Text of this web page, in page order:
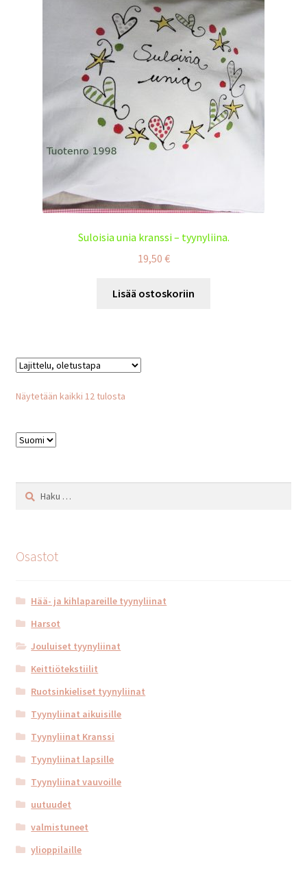
Suloisia unia kranssi – tyynyliina.
19,50 €
Lisää ostoskoriin
Näytetään kaikki 12 tulosta
Valitse
Haku:
Osastot
Hää- ja kihlapareille tyynyliinat
Harsot
Jouluiset tyynyliinat
Keittiötekstiilit
Ruotsinkieliset tyynyliinat
Tyynyliinat aikuisille
Tyynyliinat Kranssi
Tyynyliinat lapsille
Tyynyliinat vauvoille
uutuudet
valmistuneet
ylioppilaille